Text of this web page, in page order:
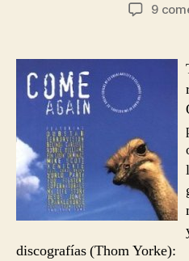
9
discografías (Thom Yorke):